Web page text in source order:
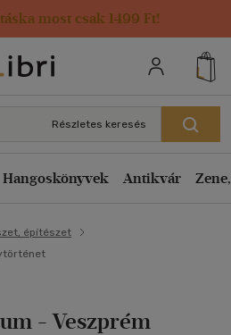
most csak 1499 Ft!
adatai
Részletes keresés
Hangoskönyvek Antikvár
építészet
- Veszprém